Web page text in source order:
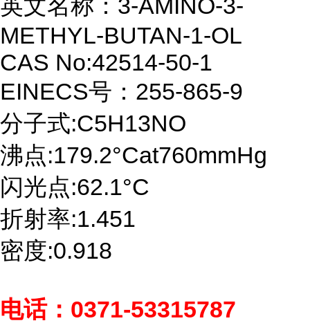
英文名称：3-AMINO-3-
METHYL-BUTAN-1-OL
CAS No:42514-50-1
EINECS号：255-865-9
分子式:C5H13NO
沸点:179.2°Cat760mmHg
闪光点:62.1°C
折射率:1.451
密度:0.918
电话： 0371-53315787